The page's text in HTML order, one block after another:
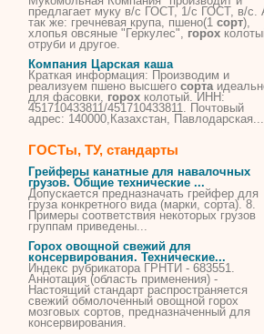
предлагает муку в/с ГОСТ, 1/с ГОСТ, в/с.
так же: гречневая крупа, пшено(1 сорт),
хлопья овсяные "Геркулес", горох
отруби и другое.
Компания Царская каша
Краткая информация: Производим и
реализуем пшено высшего сорта
для фасовки, горох колотый. ИНН:
451710433811/451710433811. Почтовый
адрес: 140000,Казахстан, Павлодарская...
ГОСТы, ТУ, стандарты
Грейферы канатные для навалочных
грузов. Общие технические ...
Допускается предназначать грейфер для
груза конкретного вида (марки, сорта). 8.
Примеры соответствия некоторых грузов
группам приведены...
Горох овощной свежий для
консервирования. Технические...
Индекс рубрикатора ГРНТИ - 683551.
Аннотация (область применения) -
Настоящий стандарт распространяется
свежий обмолоченный овощной горох
мозговых сортов, предназначенный для
консервирования.